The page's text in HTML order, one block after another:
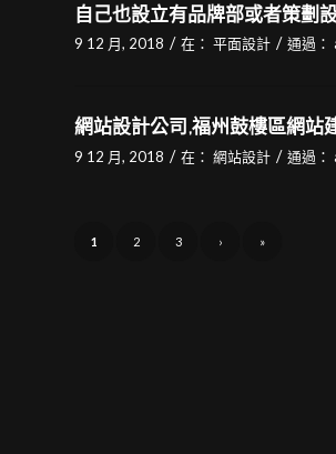
自己也設立有品牌部或者策劃
9 12 月, 2018 / 在： 平面設計 / 通過：
網站設計公司,福州鼓樓區網站
9 12 月, 2018 / 在： 網站設計 / 通過：
1 2 3 › »